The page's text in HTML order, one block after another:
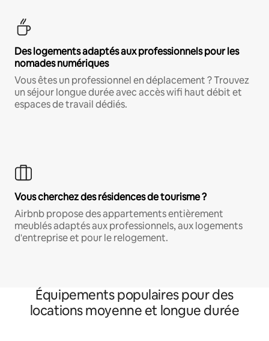
Des logements adaptés aux professionnels pour les
nomades numériques
Vous êtes un professionnel en déplacement ? Trouvez
un séjour longue durée avec accès wifi haut débit et
espaces de travail dédiés.
Vous cherchez des résidences de tourisme ?
Airbnb propose des appartements entièrement
meublés adaptés aux professionnels, aux logements
d'entreprise et pour le relogement.
Équipements populaires pour des
locations moyenne et longue durée